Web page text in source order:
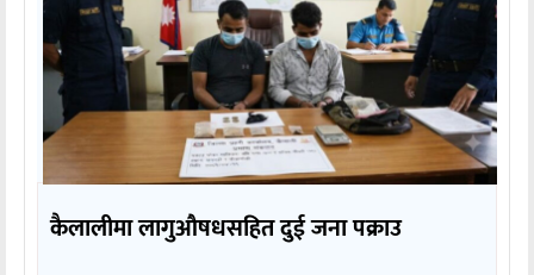
कैलालीमा लागुऔषधसहित दुई जना पक्राउ